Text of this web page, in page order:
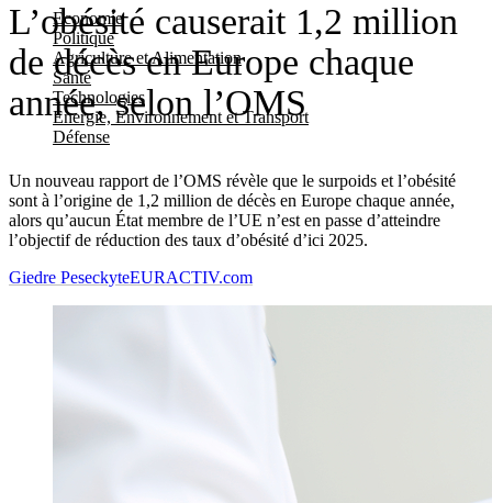
Economie
Politique
Agriculture et Alimentation
Santé
Technologies
Energie, Environnement et Transport
Défense
L’obésité causerait 1,2 million
de décès en Europe chaque
année, selon l’OMS
Un nouveau rapport de l’OMS révèle que le surpoids et l’obésité
sont à l’origine de 1,2 million de décès en Europe chaque année,
alors qu’aucun État membre de l’UE n’est en passe d’atteindre
l’objectif de réduction des taux d’obésité d’ici 2025.
Giedre PeseckyteEURACTIV.com